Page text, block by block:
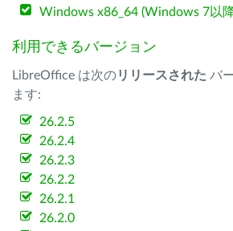
Windows x86_64 (Windows 7以
利用できるバージョン
LibreOffice は次のリリースされた バ
ます:
26.2.5
26.2.4
26.2.3
26.2.2
26.2.1
26.2.0